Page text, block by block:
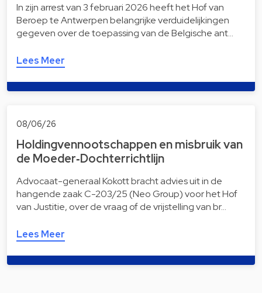
In zijn arrest van 3 februari 2026 heeft het Hof van
Beroep te Antwerpen belangrijke verduidelijkingen
gegeven over de toepassing van de Belgische ant…
Lees Meer
08/06/26
Holdingvennootschappen en misbruik van
de Moeder‑Dochterrichtlijn
Advocaat-generaal Kokott bracht advies uit in de
hangende zaak C-203/25 (Neo Group) voor het Hof
van Justitie, over de vraag of de vrijstelling van br…
Lees Meer